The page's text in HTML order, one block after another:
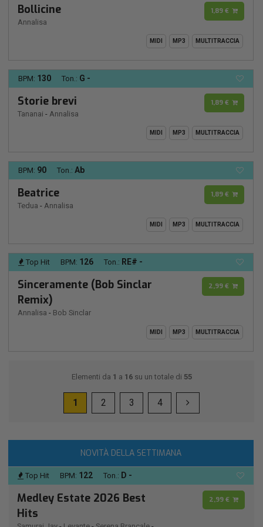
Bollicine
Annalisa
1,89 €
MIDI MP3 MULTITRACCIA
BPM: 130 Ton.: G -
Storie brevi
Tananai - Annalisa
1,89 €
MIDI MP3 MULTITRACCIA
BPM: 90 Ton.: Ab
Beatrice
Tedua - Annalisa
1,89 €
MIDI MP3 MULTITRACCIA
Top Hit BPM: 126 Ton.: RE# -
Sinceramente (Bob Sinclar
Remix)
Annalisa - Bob Sinclar
2,99 €
MIDI MP3 MULTITRACCIA
Elementi da 1 a 16su un totale di 55
1 2 3 4
NOVITÀ DELLA SETTIMANA
Top Hit BPM: 122 Ton.: D -
Medley Estate 2026 Best
Hits
2,99 €